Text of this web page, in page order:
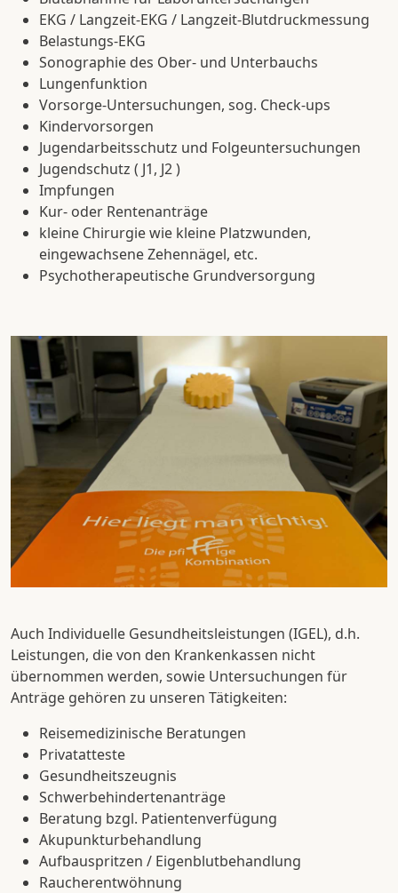
EKG / Langzeit-EKG / Langzeit-Blutdruckmessung
Belastungs-EKG
Sonographie des Ober- und Unterbauchs
Lungenfunktion
Vorsorge-Untersuchungen, sog. Check-ups
Kindervorsorgen
Jugendarbeitsschutz und Folgeuntersuchungen
Jugendschutz ( J1, J2 )
Impfungen
Kur- oder Rentenanträge
kleine Chirurgie wie kleine Platzwunden,
eingewachsene Zehennägel, etc.
Psychotherapeutische Grundversorgung
Auch Individuelle Gesundheitsleistungen (IGEL), d.h.
Leistungen, die von den Krankenkassen nicht
übernommen werden, sowie Untersuchungen für
Anträge gehören zu unseren Tätigkeiten:
Reisemedizinische Beratungen
Privatatteste
Gesundheitszeugnis
Schwerbehindertenanträge
Beratung bzgl. Patientenverfügung
Akupunkturbehandlung
Aufbauspritzen / Eigenblutbehandlung
Raucherentwöhnung